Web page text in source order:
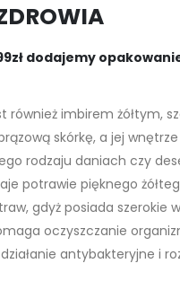
dodajemy
imbirem żółtym,
skórkę, a jej
rodzaju daniach czy
potrawie pięknego
gdyż posiada szerokie
oczyszczanie
antybakteryjne i